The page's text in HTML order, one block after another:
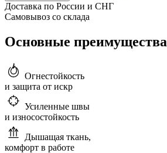
Доставка по России и СНГ
Самовывоз со склада
Основные преимущества
Огнестойкость
и защита от искр
Усиленные швы
и износостойкость
Дышащая ткань,
комфорт в работе